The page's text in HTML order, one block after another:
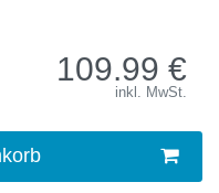
109.99 €
inkl. MwSt.